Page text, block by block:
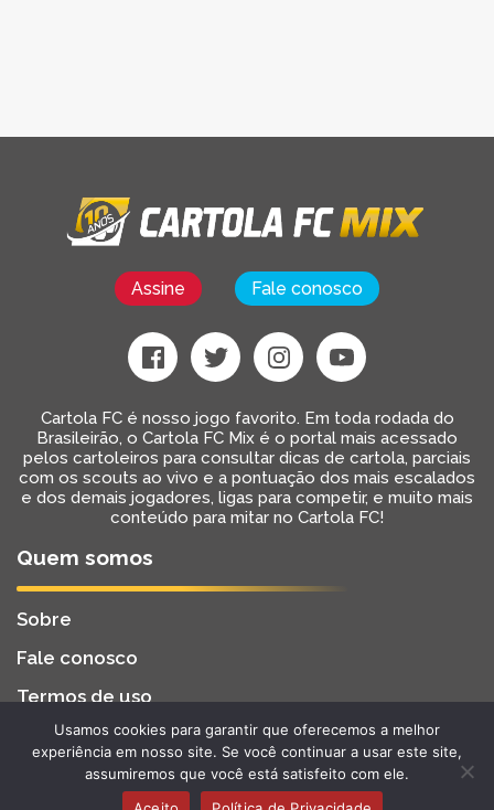
Assine Fale conosco
Cartola FC é nosso jogo favorito. Em toda rodada do
Brasileirão, o Cartola FC Mix é o portal mais acessado
pelos cartoleiros para consultar dicas de cartola, parciais
com os scouts ao vivo e a pontuação dos mais escalados
e dos demais jogadores, ligas para competir, e muito mais
conteúdo para mitar no Cartola FC!
Quem somos
Sobre
Fale conosco
Termos de uso
2022 - Todos os Direitos Reservados
Desenvolvido por BW2 Tecnologia
Usamos cookies para garantir que oferecemos a melhor
experiência em nosso site. Se você continuar a usar este site,
assumiremos que você está satisfeito com ele.